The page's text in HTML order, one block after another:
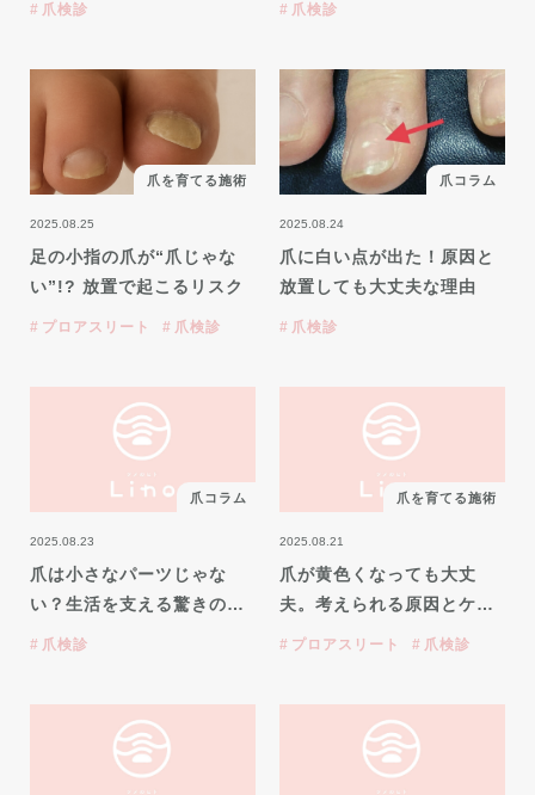
爪検診 爪検診
爪を育てる施術
2025.08.25
足の小指の爪が“爪じゃな
い”!? 放置で起こるリスク
プロアスリート 爪検診
爪コラム
2025.08.24
爪に白い点が出た！原因と
放置しても大丈夫な理由
爪検診
爪コラム
2025.08.23
爪は小さなパーツじゃな
い？生活を支える驚きの…
爪検診
爪を育てる施術
2025.08.21
爪が黄色くなっても大丈
夫。考えられる原因とケ…
プロアスリート 爪検診